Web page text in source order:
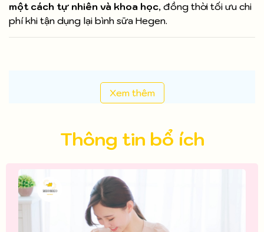
một cách tự nhiên và khoa học, đồng thời tối ưu chi
phí khi tận dụng lại bình sữa Hegen.
Xem thêm
Thông tin bổ ích